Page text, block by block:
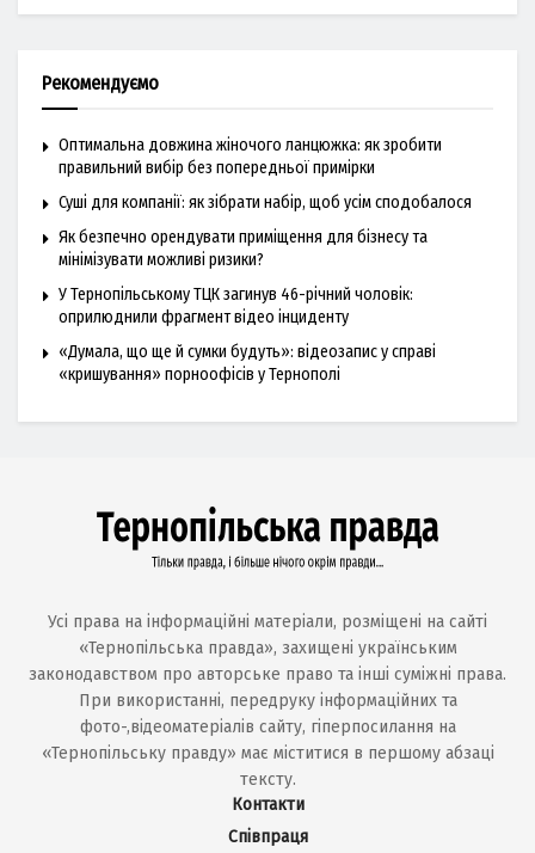
Рекомендуємо
Оптимальна довжина жіночого ланцюжка: як зробити
правильний вибір без попередньої примірки
Суші для компанії: як зібрати набір, щоб усім сподобалося
Як безпечно орендувати приміщення для бізнесу та
мінімізувати можливі ризики?
У Тернопільському ТЦК загинув 46-річний чоловік:
оприлюднили фрагмент відео інциденту
«Думала, що ще й сумки будуть»: відеозапис у справі
«кришування» порноофісів у Тернополі
Усі права на інформаційні матеріали, розміщені на сайті
«Тернопільська правда», захищені українським
законодавством про авторське право та інші суміжні права.
При використанні, передруку інформаційних та
фото-,відеоматеріалів сайту, гіперпосилання на
«Тернопільську правду» має міститися в першому абзаці
тексту.
Контакти
Співпраця